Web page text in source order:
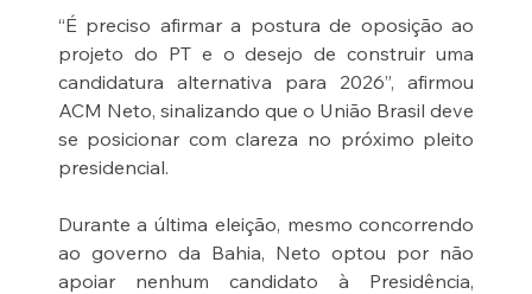
“É preciso afirmar a postura de oposição ao
projeto do PT e o desejo de construir uma
candidatura alternativa para 2026”, afirmou
ACM Neto, sinalizando que o União Brasil deve
se posicionar com clareza no próximo pleito
presidencial.
Durante a última eleição, mesmo concorrendo
ao governo da Bahia, Neto optou por não
apoiar nenhum candidato à Presidência,